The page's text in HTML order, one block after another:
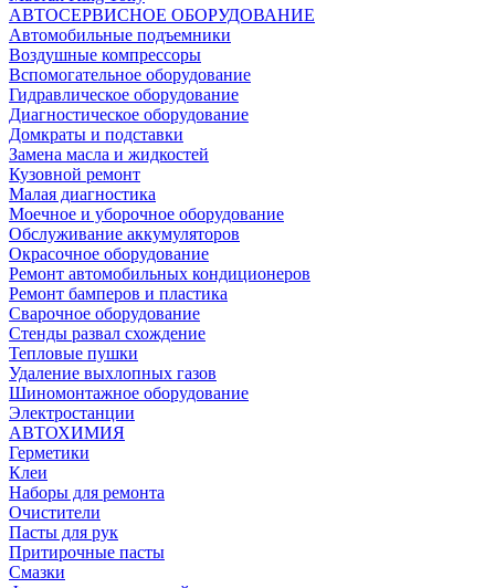
АВТОСЕРВИСНОЕ ОБОРУДОВАНИЕ
Автомобильные подъемники
Воздушные компрессоры
Вспомогательное оборудование
Гидравлическое оборудование
Диагностическое оборудование
Домкраты и подставки
Замена масла и жидкостей
Кузовной ремонт
Малая диагностика
Моечное и уборочное оборудование
Обслуживание аккумуляторов
Окрасочное оборудование
Ремонт автомобильных кондиционеров
Ремонт бамперов и пластика
Сварочное оборудование
Стенды развал схождение
Тепловые пушки
Удаление выхлопных газов
Шиномонтажное оборудование
Электростанции
АВТОХИМИЯ
Герметики
Клеи
Наборы для ремонта
Очистители
Пасты для рук
Притирочные пасты
Смазки